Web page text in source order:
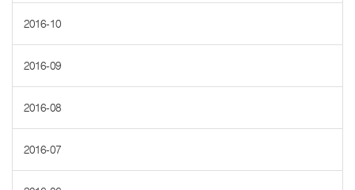
2016-10
2016-09
2016-08
2016-07